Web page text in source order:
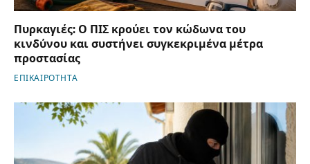
Πυρκαγιές: Ο ΠΙΣ κρούει τον κώδωνα του
κινδύνου και συστήνει συγκεκριμένα μέτρα
προστασίας
ΕΠΙΚΑΙΡΟΤΗΤΑ